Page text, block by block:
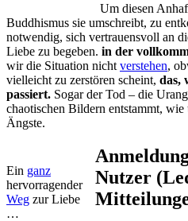
Um diesen
Buddhismus sie umschreibt, zu
notwendig, sich vertrauensvoll an
Liebe zu begeben. in der
wir die Situation nicht verstehen,
vielleicht zu zerstören scheint, das,
passiert. Sogar der Tod – die
chaotischen Bildern entstammt, wie
Ängste.
Ein ganz
hervorragender
Weg zur Liebe
…
Nutzer